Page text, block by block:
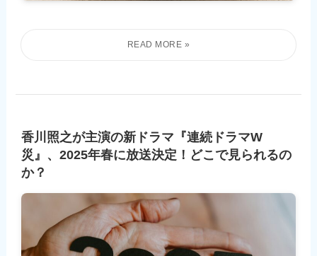
香川照之が主演の新ドラマ『連続ドラマW
災』、2025年春に放送決定！どこで見られるの
か？